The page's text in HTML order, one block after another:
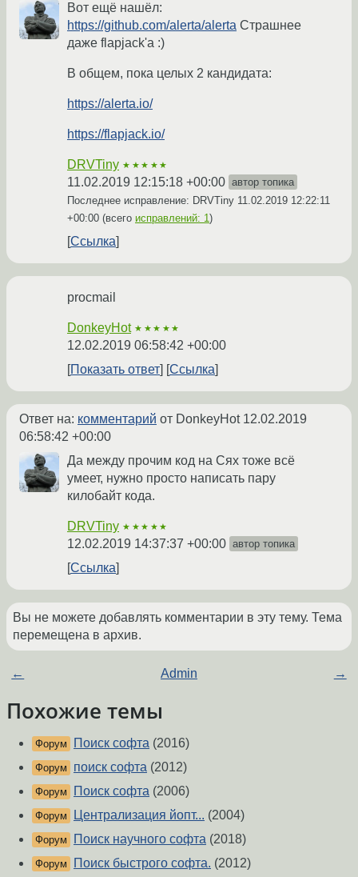
Вот ещё нашёл:
https://github.com/alerta/alerta Страшнее
даже flapjack'а :)
В общем, пока целых 2 кандидата:
https://alerta.io/
https://flapjack.io/
DRVTiny ★★★★★
11.02.2019 12:15:18 +00:00 автор топика
Последнее исправление: DRVTiny 11.02.2019 12:22:11
+00:00 (всего исправлений: 1)
Ссылка
procmail
DonkeyHot ★★★★★
12.02.2019 06:58:42 +00:00
Показать ответ
Ссылка
Ответ на: комментарий от DonkeyHot 12.02.2019
06:58:42 +00:00
Да между прочим код на Сях тоже всё
умеет, нужно просто написать пару
килобайт кода.
DRVTiny ★★★★★
12.02.2019 14:37:37 +00:00 автор топика
Ссылка
Вы не можете добавлять комментарии в эту тему. Тема
перемещена в архив.
← Admin →
Похожие темы
Форум Поиск софта (2016)
Форум поиск софта (2012)
Форум Поиск софта (2006)
Форум Централизация йопт... (2004)
Форум Поиск научного софта (2018)
Форум Поиск быстрого софта. (2012)